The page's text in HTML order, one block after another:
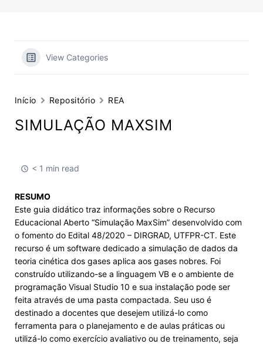
View Categories
Início Repositório REA
SIMULAÇÃO MAXSIM
< 1 min read
RESUMO
Este guia didático traz informações sobre o Recurso
Educacional Aberto “Simulação MaxSim” desenvolvido com
o fomento do Edital 48/2020 – DIRGRAD, UTFPR-CT. Este
recurso é um software dedicado a simulação de dados da
teoria cinética dos gases aplica aos gases nobres. Foi
construído utilizando-se a linguagem VB e o ambiente de
programação Visual Studio 10 e sua instalação pode ser
feita através de uma pasta compactada. Seu uso é
destinado a docentes que desejem utilizá-lo como
ferramenta para o planejamento e de aulas práticas ou
utilizá-lo como exercício avaliativo ou de treinamento, seja